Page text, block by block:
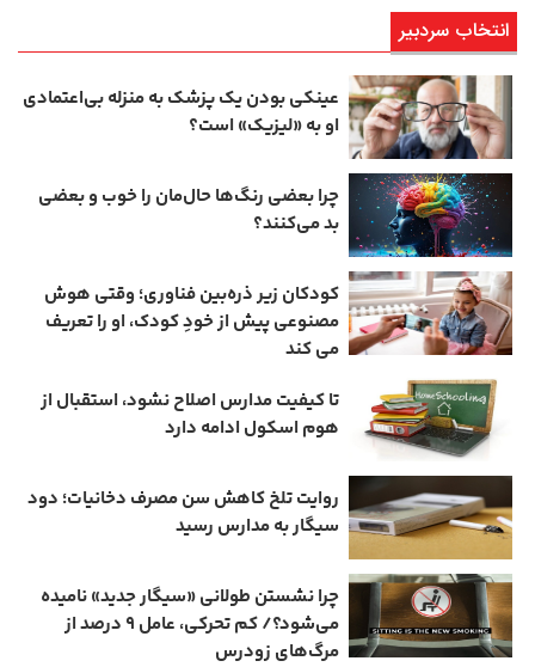
انتخاب سردبیر
عینکی‌ بودن یک پزشک به منزله بی‌اعتمادی
او به «لیزیک» است؟
چرا بعضی رنگ‌ها حال‌مان را خوب و بعضی
بد می‌کنند؟
کودکان زیر ذره‌بین فناوری؛ وقتی هوش
مصنوعی پیش از خودِ کودک، او را تعریف
می ‌کند
تا کیفیت مدارس اصلاح نشود، استقبال از
هوم ‌اسکول ادامه دارد
روایت تلخ کاهش سن مصرف دخانیات؛ دود
سیگار به مدارس رسید
چرا نشستن طولانی «سیگار جدید» نامیده
می‌شود؟/ کم‌ تحرکی، عامل ۹ درصد از
مرگ‌های زودرس